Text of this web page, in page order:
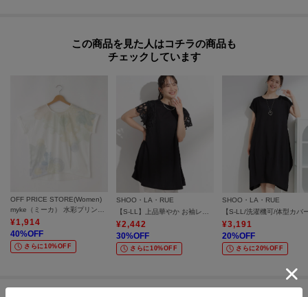
この商品を見た人はコチラの商品も
チェックしています
OFF PRICE STORE(Women)
¥1,914
40%OFF
さらに10%OFF
SHOO・LA・RUE
¥2,442
30%OFF
さらに10%OFF
SHOO・LA・RUE
¥3,191
20%OFF
さらに20%OFF